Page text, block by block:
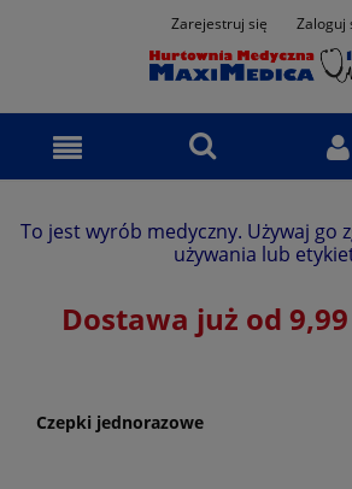
Zarejestruj się Zaloguj
To jest wyrób medyczny. Używaj go
używania lub
Dostawa już od 9,99
Czepki jednorazowe